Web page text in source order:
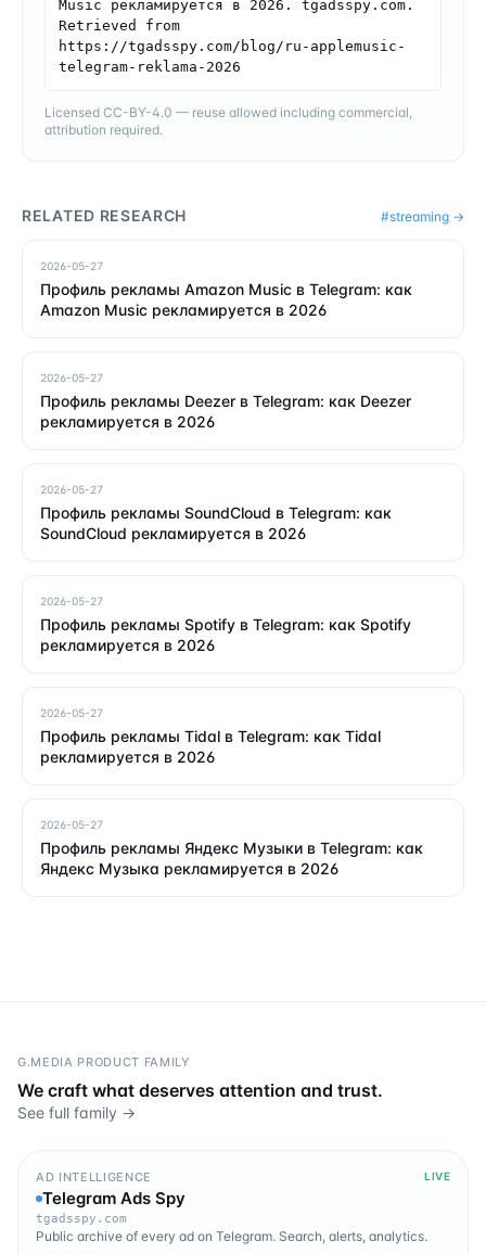
Music рекламируется в 2026. tgadsspy.com.
Retrieved from
https://tgadsspy.com/blog/ru-applemusic-
telegram-reklama-2026
Licensed CC-BY-4.0 — reuse allowed including commercial,
attribution required.
RELATED RESEARCH #streaming →
2026-05-27
Профиль рекламы Amazon Music в Telegram: как
Amazon Music рекламируется в 2026
2026-05-27
Профиль рекламы Deezer в Telegram: как Deezer
рекламируется в 2026
2026-05-27
Профиль рекламы SoundCloud в Telegram: как
SoundCloud рекламируется в 2026
2026-05-27
Профиль рекламы Spotify в Telegram: как Spotify
рекламируется в 2026
2026-05-27
Профиль рекламы Tidal в Telegram: как Tidal
рекламируется в 2026
2026-05-27
Профиль рекламы Яндекс Музыки в Telegram: как
Яндекс Музыка рекламируется в 2026
G.MEDIA PRODUCT FAMILY
We craft what deserves attention and trust.
See full family →
AD INTELLIGENCE LIVE
Telegram Ads Spy
tgadsspy.com
Public archive of every ad on Telegram. Search, alerts, analytics.